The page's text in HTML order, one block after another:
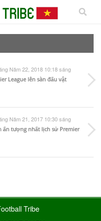
Năm 22, 2018 10:18 sáng
League lên sàn đấu vật
Năm 21, 2017 10:30 sáng
ấn tượng nhất lịch sử Premier
Tribe